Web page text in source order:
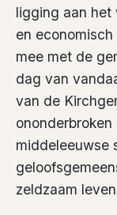
ligging aan het
en
mee met de
dag van
van de
middeleeuwse
zeldzaam